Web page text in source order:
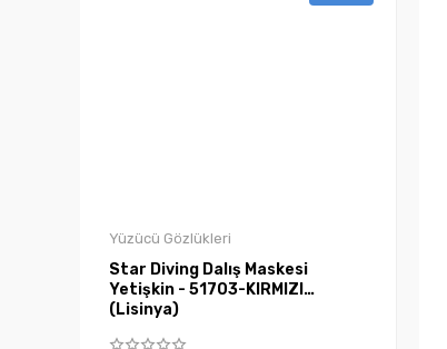
Yüzücü Gözlükleri
Star Diving Dalış Maskesi
Yetişkin - 51703-KIRMIZI
(Lisinya)